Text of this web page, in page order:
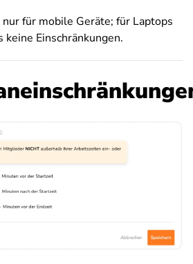
für mobile Geräte; für Laptops
Einschränkungen.